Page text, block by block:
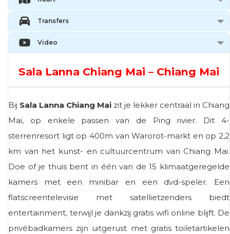
Transfers
Video
Sala Lanna Chiang Mai – Chiang Mai
Bij Sala Lanna Chiang Mai zit je lekker centraal in Chiang
Mai, op enkele passen van de Ping rivier. Dit 4-
sterrenresort ligt op 400m van Warorot-markt en op 2,2
km van het kunst- en cultuurcentrum van Chiang Mai.
Doe of je thuis bent in één van de 15 klimaatgeregelde
kamers met een minibar en een dvd-speler. Een
flatscreentelevisie met satellietzenders biedt
entertainment, terwijl je dankzij gratis wifi online blijft. De
privébadkamers zijn uitgerust met gratis toiletartikelen